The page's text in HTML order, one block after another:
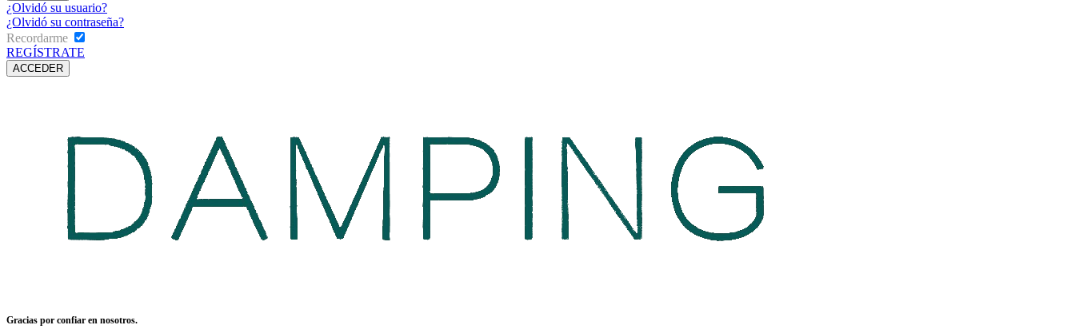
¿Olvidó su usuario?
¿Olvidó su contraseña?
Recordarme
REGÍSTRATE
Gracias por confiar en nosotros.